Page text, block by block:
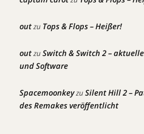
outzu Tops & Flops – Heißer!
outzuSwitch & Switch 2 –
und Software
SpacemoonkeyzuSilent Hill 2 –
des Remakes veröffentlicht